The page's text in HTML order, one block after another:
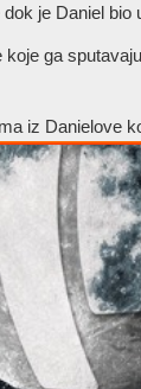
je Daniel bio
ga
iz Danielove